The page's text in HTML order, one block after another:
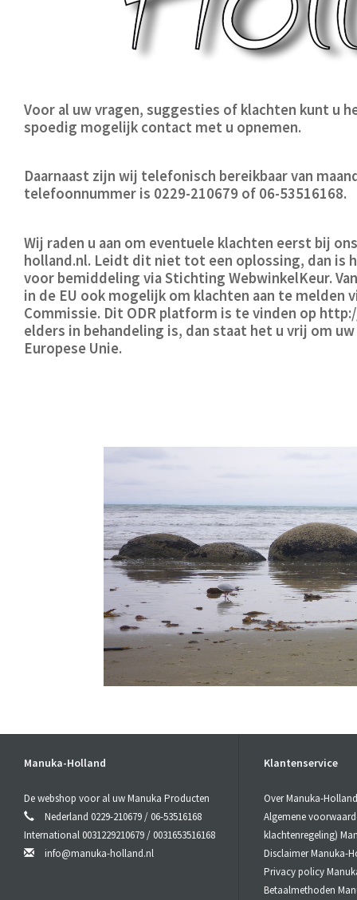
Voor al uw vragen, suggesties of klachten kunt u
spoedig mogelijk contact met u opnemen.
Daarnaast zijn wij telefonisch bereikbaar van
telefoonnummer is 0229-210679 of 06-53516168.
Wij raden u aan om eventuele klachten eerst bij
holland.nl. Leidt dit niet tot een oplossing, dan is
voor bemiddeling via Stichting WebwinkelKeur.
in de EU ook mogelijk om klachten aan te melden
Commissie. Dit ODR platform is te vinden op
elders in behandeling is, dan staat het u vrij om
Europese Unie.
Manuka-Holland
De webshop voor al uw Manuka Producten
Nederland 0229-210679 / 06-53516168
International 0031229210679 / 0031653516168
info@manuka-holland.nl
Klantenservice
Over Manuka-Holland
Algemene
klachtenregeling)
Disclaimer Manuka-
Privacy policy
Betaalmethoden